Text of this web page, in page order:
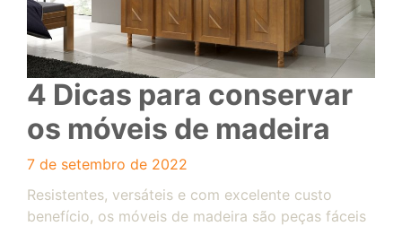
4 Dicas para conservar
os móveis de madeira
7 de setembro de 2022
Resistentes, versáteis e com excelente custo
benefício, os móveis de madeira são peças fáceis